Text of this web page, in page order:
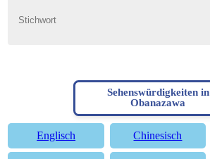
Sehenswürdigkeiten in
Obanazawa
Englisch Chinesisch